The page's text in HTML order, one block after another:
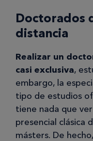
Doctorados
distancia
Realizar un
casi exclusiva,
embargo, la
tipo de estudios
tiene nada que
presencial clásica
másters. De